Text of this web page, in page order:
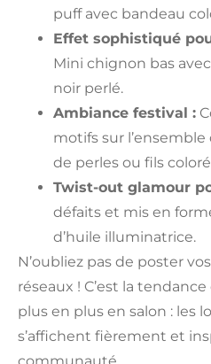
puff avec bandeau
Effet sophistiqué
Mini chignon bas
noir perlé.
Ambiance festival :
motifs sur
de perles ou fils
Twist-out glamour
défaits et mis en
d’huile illuminatrice.
N’oubliez pas de poster
réseaux ! C’est la
plus en plus en salon : les
s’affichent fièrement et